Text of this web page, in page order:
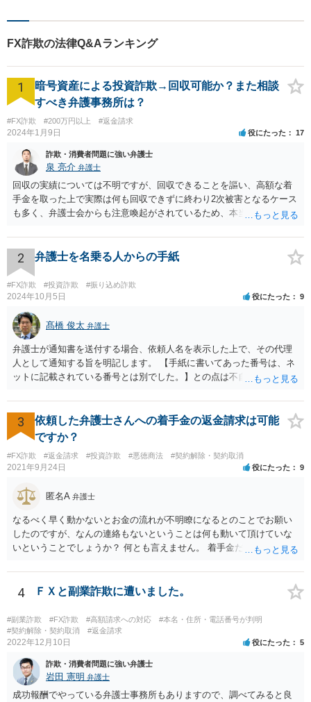
ーな対応を心がけておりま
気軽にご相談ください。
FX詐欺の法律Q&Aランキング
1
暗号資産による投資詐欺→回収可能か？また相談
すべき弁護事務所は？
#FX詐欺 #200万円以上 #返金請求
2024年1月9日 役にたった 17
詐欺・消費者問題に強い弁護士
泉 亮介 弁護士
回収の実績については不明ですが、回収できることを謳い、高額な着
手金を取った上で実際は何も回収できずに終わり2次被害となるケース
も多く、弁護士会からも注意喚起がされているため、本当に回収がで
相談を行なっている事務所に複数相談をされた上で判断されると良い
かと思われます。
2 弁護士を名乗る人からの手紙
#FX詐欺 #投資詐欺 #振り込め詐欺
2024年10月5日 役にたった 9
髙橋 俊太 弁護士
弁護士が通知書を送付する場合、依頼人名を表示した上で、その代理
人として通知する旨を明記します。 【手紙に書いてあった番号は、ネ
ットに記載されている番号とは別でした。】との点は不自然ではある
護士検索でその弁護士を検索し、そこに記載されている電話番号に連
絡をして、通知書の内容等について確認をしてみるとよいでしょう。
3
依頼した弁護士さんへの着手金の返金請求は可能
ですか？
#FX詐欺 #返金請求 #投資詐欺 #悪徳商法 #契約解除・契約取消
2021年9月24日 役にたった 9
匿名A 弁護士
なるべく早く動かないとお金の流れが不明瞭になるとのことでお願い
したのですが、なんの連絡もないということは何も動いて頂けていな
いということでしょうか？ 何とも言えません。 着手金だけ受け取って
などを確認しましょう。 着手金の返金は請求できますか？ 交渉してみ
て、事情によっては弁護士会に相談しましょう。
4 ＦＸと副業詐欺に遭いました。
#副業詐欺 #FX詐欺 #高額請求への対応
#本名・住所・電話番号が判明
#契約解除・契約取消
#返金請求
2022年12月10日 役にたった 5
詐欺・消費者問題に強い弁護士
岩田 憲明 弁護士
成功報酬でやっている弁護士事務所もありますので、調べてみると良